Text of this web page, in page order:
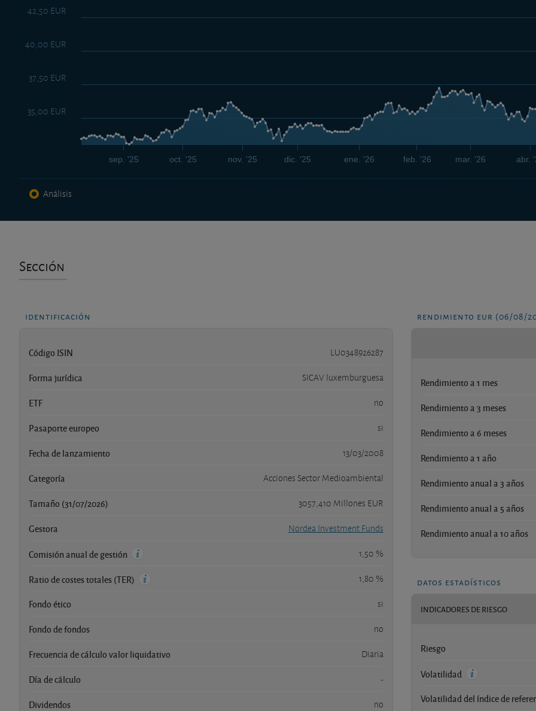
sep. '25 oct. '25 nov. '25 dic. '25 ene. '26 feb. '26 mar. '26 abr.
35,00 EUR
37,50 EUR
40,00 EUR
42,50 EUR
Análisis
Sección
identificación
Código ISIN LU0348926287
Forma jurídica SICAV luxemburguesa
ETF no
Pasaporte europeo si
Fecha de lanzamiento 13/03/2008
Categoría Acciones Sector Medioambiental
Tamaño (31/07/2026) 3057,410 Millones EUR
Gestora Nordea Investment Funds
Comisión anual de gestión 1,50 %
Ratio de costes totales (TER) 1,80 %
Fondo ético si
Fondo de fondos no
Frecuencia de cálculo valor liquidativo Diaria
Día de cálculo -
Dividendos no
rendimiento eur (06/08/
Rendimiento a 1 mes
Rendimiento a 3 meses
Rendimiento a 6 meses
Rendimiento a 1 año
Rendimiento anual a 3 años
Rendimiento anual a 5 años
Rendimiento anual a 10 años
datos estadísticos
INDICADORES DE RIESGO
Riesgo
Volatilidad
Volatilidad del índice de